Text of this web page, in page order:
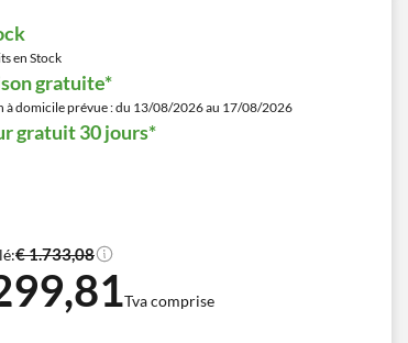
en Stock
gratuite*
à domicile prévue : du 13/08/2026 au 17/08/2026
gratuit 30 jours*
€ 1.733,08
Tva comprise